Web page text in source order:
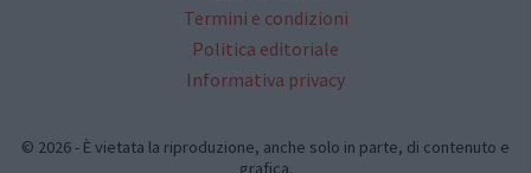
Termini e condizioni
Politica editoriale
Informativa privacy
© 2026 - È vietata la riproduzione, anche solo in parte, di contenuto e
grafica.